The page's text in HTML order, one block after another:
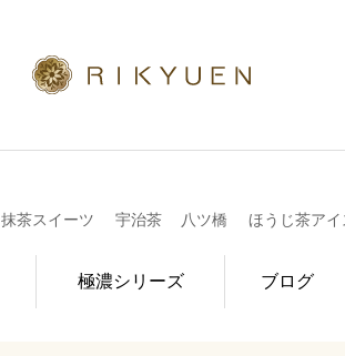
抹茶スイーツ 宇治茶 八ツ橋 ほうじ茶アイ
極濃シリーズ ブログ